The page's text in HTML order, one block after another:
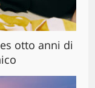
otto anni di